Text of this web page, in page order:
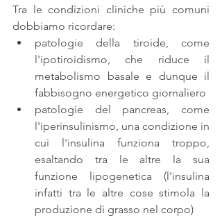
Tra le condizioni cliniche più comuni
dobbiamo ricordare:
patologie della tiroide, come
l'ipotiroidismo, che riduce il
metabolismo basale e dunque il
patologie del pancreas, come
l'iperinsulinismo, una condizione in
cui l'insulina funziona troppo,
esaltando tra le altre la sua
funzione lipogenetica (l'insulina
infatti tra le altre cose stimola la
produzione di grasso nel corpo)